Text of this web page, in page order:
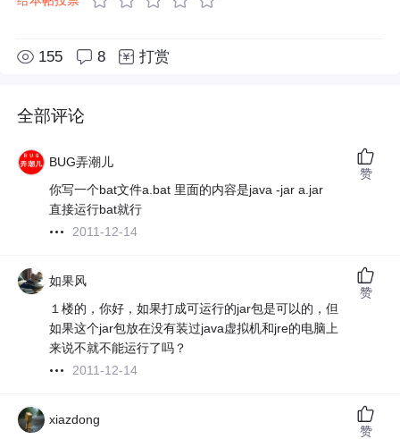
155 8 打赏
全部评论
BUG弄潮儿
你写一个bat文件a.bat 里面的内容是java -jar a.jar
直接运行bat就行
2011-12-14
赞
如果风
１楼的，你好，如果打成可运行的jar包是可以的，但
如果这个jar包放在没有装过java虚拟机和jre的电脑上
来说不就不能运行了吗？
2011-12-14
赞
xiazdong
赞